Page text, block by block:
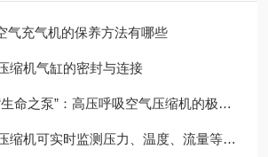
气充气机的保养方法有哪些
缩机气缸的密封与连接
泵”：高压呼吸空气压缩机的极限压缩与净化哲学
机可实时监测压力、温度、流量等参数